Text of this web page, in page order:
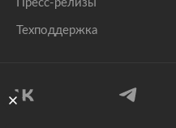
Пресс-релизы
Техподдержка